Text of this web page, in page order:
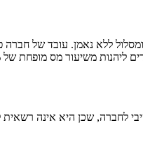
ומסלול ללא נאמן. עובד
לחברה, שכן היא אינה